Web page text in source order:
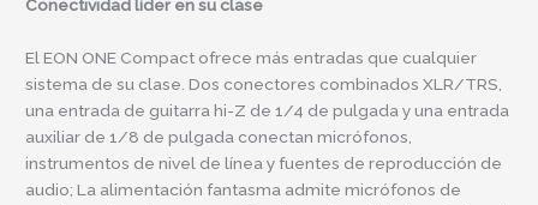
Conectividad líder en su clase
El EON ONE Compact ofrece más entradas que cualquier
sistema de su clase. Dos conectores combinados XLR/TRS,
una entrada de guitarra hi-Z de 1/4 de pulgada y una entrada
auxiliar de 1/8 de pulgada conectan micrófonos,
instrumentos de nivel de línea y fuentes de reproducción de
audio; La alimentación fantasma admite micrófonos de